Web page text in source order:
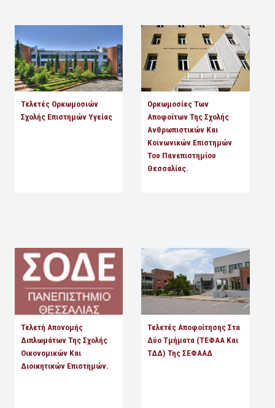
Τελετές Ορκωμοσιών
Σχολής Επιστημών Υγείας
Ορκωμοσίες Των
Αποφοίτων Της Σχολής
Ανθρωπιστικών Και
Κοινωνικών Επιστημών
Του Πανεπιστημίου
Θεσσαλίας.
Τελετή Απονομής
Διπλωμάτων Της Σχολής
Οικονομικών Και
Διοικητικών Επιστημών.
Τελετές Αποφοίτησης Στα
Δύο Τμήματα (ΤΕΦΑΑ Και
ΤΔΔ) Της ΣΕΦΑΑΔ